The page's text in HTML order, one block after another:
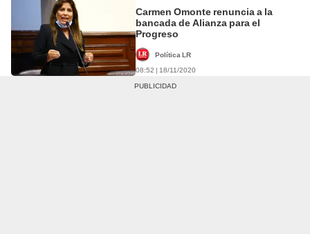
Carmen Omonte renuncia a la
bancada de Alianza para el
Progreso
Política LR
08:52 | 18/11/2020